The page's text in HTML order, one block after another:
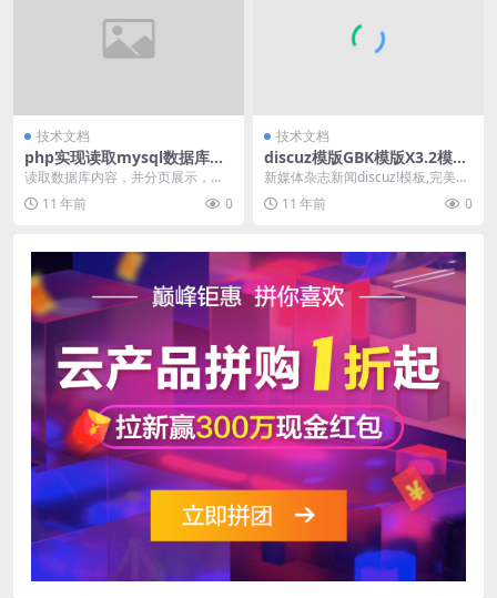
技术文档
php实现读取mysql数据库全
部文章或者产品并分页
读取数据库内容，并分页展示，这
个php程序简单的实现了，适合刚
入门的PHP新手，...
11 年前 0
技术文档
discuz模版GBK模版X3.2模版
媒体杂志大气门户博客论坛网
站模版
新媒体杂志新闻discuz!模板,完美支
持disucz各更新版本包括网站首
页，论...
11 年前 0